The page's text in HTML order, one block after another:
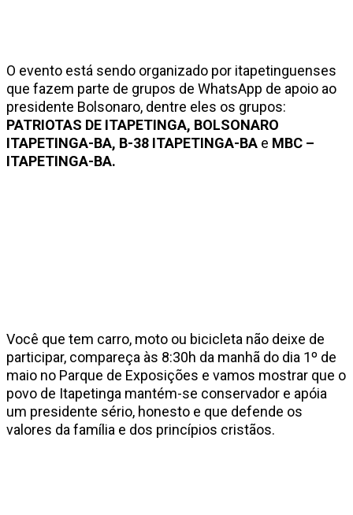
O evento está sendo organizado por itapetinguenses
que fazem parte de grupos de WhatsApp de apoio ao
presidente Bolsonaro, dentre eles os grupos:
PATRIOTAS DE ITAPETINGA, BOLSONARO
ITAPETINGA-BA, B-38 ITAPETINGA-BA e MBC –
ITAPETINGA-BA.
Você que tem carro, moto ou bicicleta não deixe de
participar, compareça às 8:30h da manhã do dia 1º de
maio no Parque de Exposições e vamos mostrar que o
povo de Itapetinga mantém-se conservador e apóia
um presidente sério, honesto e que defende os
valores da família e dos princípios cristãos.